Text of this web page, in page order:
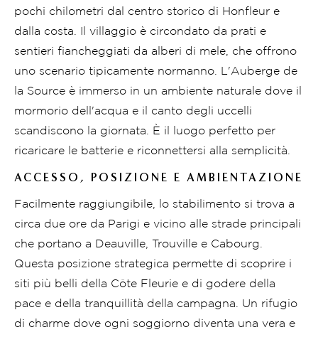
pochi chilometri dal centro storico di Honfleur e
dalla costa. Il villaggio è circondato da prati e
sentieri fiancheggiati da alberi di mele, che offrono
uno scenario tipicamente normanno. L'Auberge de
la Source è immerso in un ambiente naturale dove il
mormorio dell'acqua e il canto degli uccelli
scandiscono la giornata. È il luogo perfetto per
ricaricare le batterie e riconnettersi alla semplicità.
ACCESSO, POSIZIONE E AMBIENTAZIONE
Facilmente raggiungibile, lo stabilimento si trova a
circa due ore da Parigi e vicino alle strade principali
che portano a Deauville, Trouville e Cabourg.
Questa posizione strategica permette di scoprire i
siti più belli della Côte Fleurie e di godere della
pace e della tranquillità della campagna. Un rifugio
di charme dove ogni soggiorno diventa una vera e